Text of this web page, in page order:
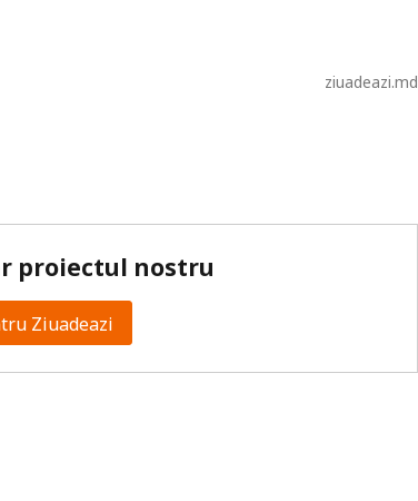
ziuadeazi.md
proiectul nostru
Ziuadeazi